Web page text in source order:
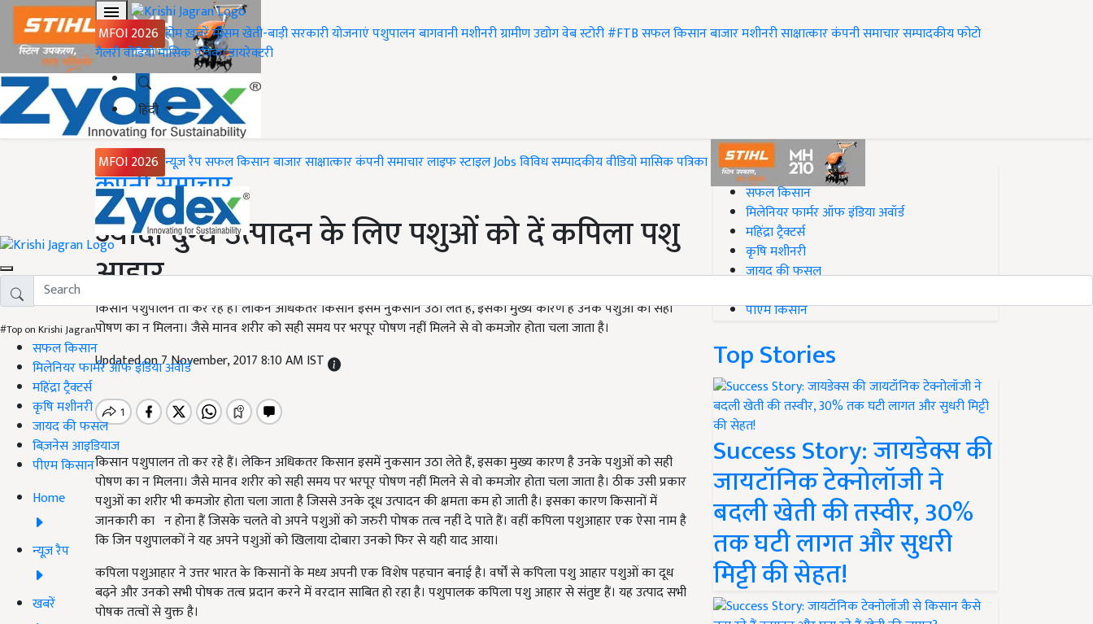
MFOI 2026 होमख़बरेंमौसमखेती-बाड़ीसरकारी योजनाएंपशुपालनबागवानीमशीनरीग्रामीण उद्योगवेब स्टोरी#FTBसफल किसानबाजारमशीनरीसाक्षात्कारकंपनी समाचारसम्पादकीयफोटो
गैलरीवीडियोमासिक पत्रिकाडायरेक्टरी
हिंदी
MFOI 2026 न्यूज़ रैपसफल किसानबाजारसाक्षात्कारकंपनी समाचारलाइफ स्टाइलJobsविविधसम्पादकीयवीडियोमासिक पत्रिका
#Top on Krishi Jagran
सफल किसान
मिलेनियर फार्मर ऑफ इंडिया अवॉर्ड
महिंद्रा ट्रैक्टर्स
कृषि मशीनरी
जायद की फसल
बिज़नेस आइडियाज
पीएम किसान
Home
न्यूज़ रैप
खबरें
Home
कंपनी समाचार
ज्यादा दुग्ध उत्पादन के लिए पशुओं को दें कपिला पशु
आहार...
किसान पशुपालन तो कर रहे हैं। लेकिन अधिकतर किसान इसमें नुकसान उठा लेते हैं, इसका मुख्य कारण है उनके पशुओं को सही
पोषण का न मिलना। जैसे मानव शरीर को सही समय पर भरपूर पोषण नहीं मिलने से वो कमजोर होता चला जाता है।
Updated on 7 November, 2017 8:10 AM IST
किसान पशुपालन तो कर रहे हैं। लेकिन अधिकतर किसान इसमें नुकसान उठा लेते हैं, इसका मुख्य कारण है उनके पशुओं को सही
पोषण का न मिलना। जैसे मानव शरीर को सही समय पर भरपूर पोषण नहीं मिलने से वो कमजोर होता चला जाता है। ठीक उसी प्रकार
पशुओं का शरीर भी कमजोर होता चला जाता है जिससे उनके दूध उत्पादन की क्षमता कम हो जाती है। इसका कारण किसानों में
जानकारी का न होना हैं जिसके चलते वो अपने पशुओं को जरुरी पोषक तत्व नहीं दे पाते हैं। वहीं कपिला पशुआहार एक ऐसा नाम है
कि जिन पशुपालकों ने यह अपने पशुओं को खिलाया दोबारा उनको फिर से यही याद आया।
कपिला पशुआहार ने उत्तर भारत के किसानों के मध्य अपनी एक विशेष पहचान बनाई है। वर्षों से कपिला पशु आहार पशुओं का दूध
बढ़ने और उनको सभी पोषक तत्व प्रदान करने में वरदान साबित हो रहा है। पशुपालक कपिला पशु आहार से संतुष्ट हैं। यह उत्पाद सभी
पोषक तत्वों से युक्त है।
#Top on Krishi Jagran
सफल किसान
मिलेनियर फार्मर ऑफ इंडिया अवॉर्ड
महिंद्रा ट्रैक्टर्स
कृषि मशीनरी
जायद की फसल
पीएम किसान
Top Stories
Success Story: जायडेक्स की
जायटॉनिक टेक्नोलॉजी ने
बदली खेती की तस्वीर, 30%
तक घटी लागत और सुधरी
मिट्टी की सेहत!